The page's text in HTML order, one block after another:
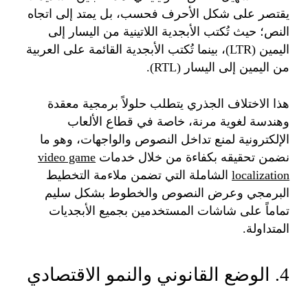
يقتصر على شكل الأحرف فحسب، بل يمتد إلى اتجاه
النص؛ حيث تُكتب الأبجدية اللاتينية من اليسار إلى
اليمين (LTR)، بينما تُكتب الأبجدية القائمة على العربية
من اليمين إلى اليسار (RTL).
هذا الاختلاف الجذري يتطلب حلولاً برمجية معقدة
وهندسة لغوية مرنة، خاصة في قطاع الألعاب
الإلكترونية لمنع تداخل النصوص والواجهات، وهو ما
نضمن تحقيقه بكفاءة من خلال خدمات video game
localizationالشاملة التي تضمن ملاءمة التخطيط
البرمجي وعرض النصوص والخطوط بشكل سليم
تماماً على شاشات المستخدمين بجميع الأبجديات
المتداولة.
4. الوضع القانوني والنمو الاقتصادي